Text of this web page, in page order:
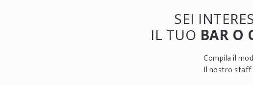
SEI
IL TUO BAR O
Compila il
Il nostro staff